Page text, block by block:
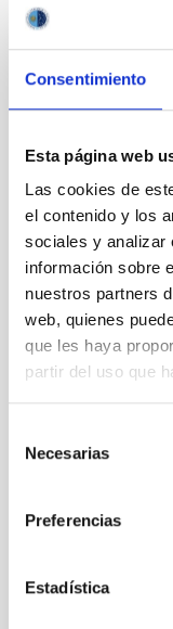
Consentimiento
Esta página web
Las cookies de
el contenido y los
sociales y analizar
información sobre
nuestros partners
web, quienes
que les haya
partir del uso que
Necesarias
Preferencias
Estadística
Centro de datos